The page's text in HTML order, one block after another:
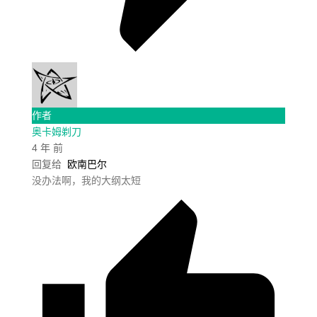
作者
奥卡姆剃刀
4 年 前
回复给 欧南巴尔
没办法啊，我的大纲太短